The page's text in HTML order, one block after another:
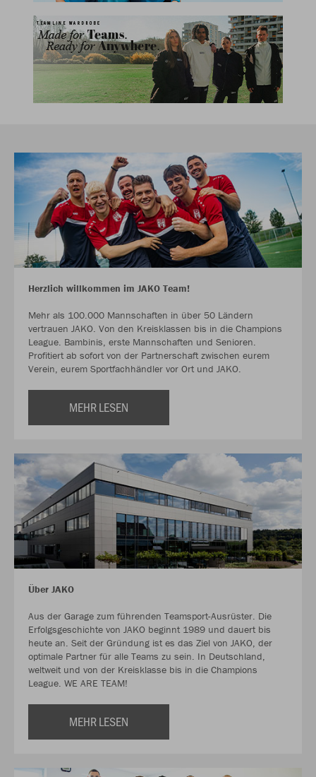
Herzlich willkommen im JAKO Team!
Mehr als 100.000 Mannschaften in über 50 Ländern
vertrauen JAKO. Von den Kreisklassen bis in die Champions
League. Bambinis, erste Mannschaften und Senioren.
Profitiert ab sofort von der Partnerschaft zwischen eurem
Verein, eurem Sportfachhändler vor Ort und JAKO.
MEHR LESEN
Über JAKO
Aus der Garage zum führenden Teamsport-Ausrüster. Die
Erfolgsgeschichte von JAKO beginnt 1989 und dauert bis
heute an. Seit der Gründung ist es das Ziel von JAKO, der
optimale Partner für alle Teams zu sein. In Deutschland,
weltweit und von der Kreisklasse bis in die Champions
League. WE ARE TEAM!
MEHR LESEN